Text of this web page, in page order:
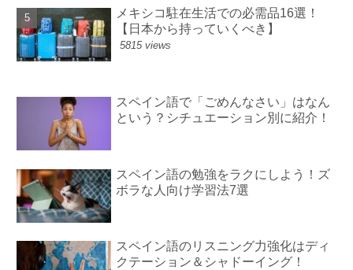
メキシコ駐在生活での必需品16選！
【日本から持っていくべき】
5815 views
スペイン語で「ごめんなさい」はなん
という？シチュエーション別に紹介！
スペイン語の勉強をラクにしよう！ズ
ボラな人向け学習法7選
スペイン語のリスニング力強化はディ
クテーション＆シャドーイング！